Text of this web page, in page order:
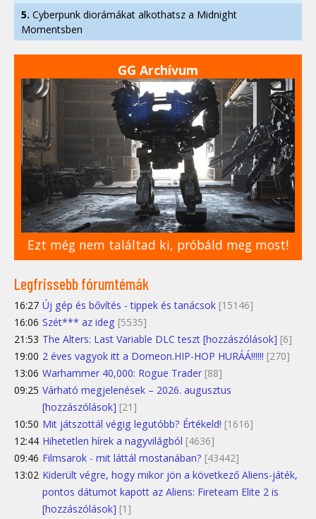
5. Cyberpunk diorámákat alkothatsz a Midnight
Momentsben
GG Archívum
Ezt még nem találtad ki, próbáld meg most!
Legfrissebb fórumtémák
16:27 Új gép és bővítés - tippek és tanácsok [15146]
16:06 Szét*** az ideg [5535]
21:53 The Alters: Last Variable DLC teszt [hozzászólások] [6]
19:00 2 éves vagyok itt a Domeon.HIP-HOP HURÁÁ!!!!!! [270]
13:06 Warhammer 40,000: Rogue Trader [88]
09:25 Várható megjelenések – 2026. augusztus
[hozzászólások] [21]
10:50 Mit játszottál végig legutóbb? Értékeld! [1616]
12:44 Hihetetlen hírek a nagyvilágból [4636]
09:46 Filmsarok - mit láttál mostanában? [43442]
13:02 Kiderült végre, hogy mikor jön a következő Aliens-játék,
pontos dátumot kapott az Aliens: Fireteam Elite 2 is
[hozzászólások] [1]